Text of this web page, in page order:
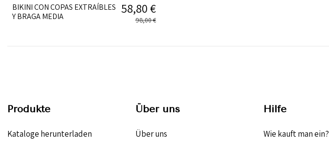
BIKINI CON COPAS EXTRAÍBLES
Y BRAGA MEDIA
58,80 €
98,00 €
Produkte
Kataloge herunterladen
Über uns
Über uns
Hilfe
Wie kauft man ein?